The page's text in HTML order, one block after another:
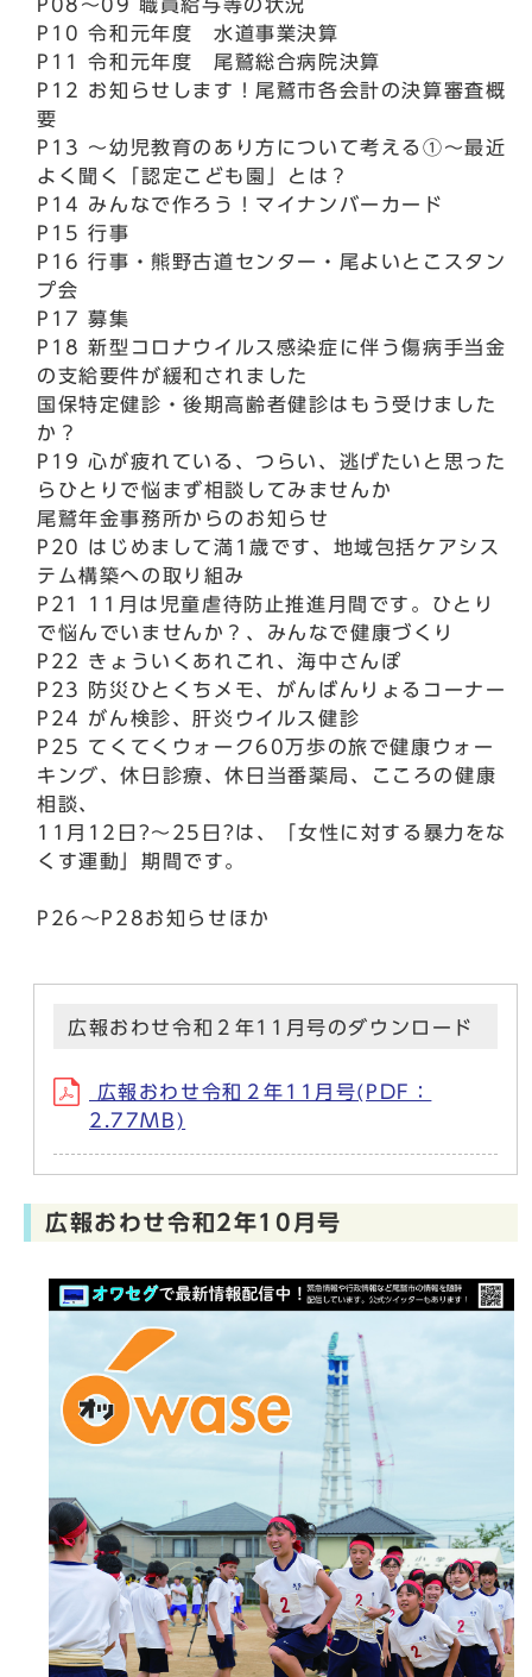
P08～09 職員給与等の状況
P10 令和元年度 水道事業決算
P11 令和元年度 尾鷲総合病院決算
P12 お知らせします！尾鷲市各会計の決算審査概
要
P13 ～幼児教育のあり方について考える①～最近
よく聞く「認定こども園」とは？
P14 みんなで作ろう！マイナンバーカード
P15 行事
P16 行事・熊野古道センター・尾よいとこスタン
プ会
P17 募集
P18 新型コロナウイルス感染症に伴う傷病手当金
の支給要件が緩和されました
国保特定健診・後期高齢者健診はもう受けました
か？
P19 心が疲れている、つらい、逃げたいと思った
らひとりで悩まず相談してみませんか
尾鷲年金事務所からのお知らせ
P20 はじめまして満1歳です、地域包括ケアシス
テム構築への取り組み
P21 11月は児童虐待防止推進月間です。ひとり
で悩んでいませんか？、みんなで健康づくり
P22 きょういくあれこれ、海中さんぽ
P23 防災ひとくちメモ、がんばんりょるコーナー
P24 がん検診、肝炎ウイルス健診
P25 てくてくウォーク60万歩の旅で健康ウォー
キング、休日診療、休日当番薬局、こころの健康
相談、
11月12日?～25日?は、「女性に対する暴力をな
くす運動」期間です。
P26～P28お知らせほか
広報おわせ令和２年11月号のダウンロード
広報おわせ令和２年11月号(PDF：
2.77MB)
広報おわせ令和2年10月号